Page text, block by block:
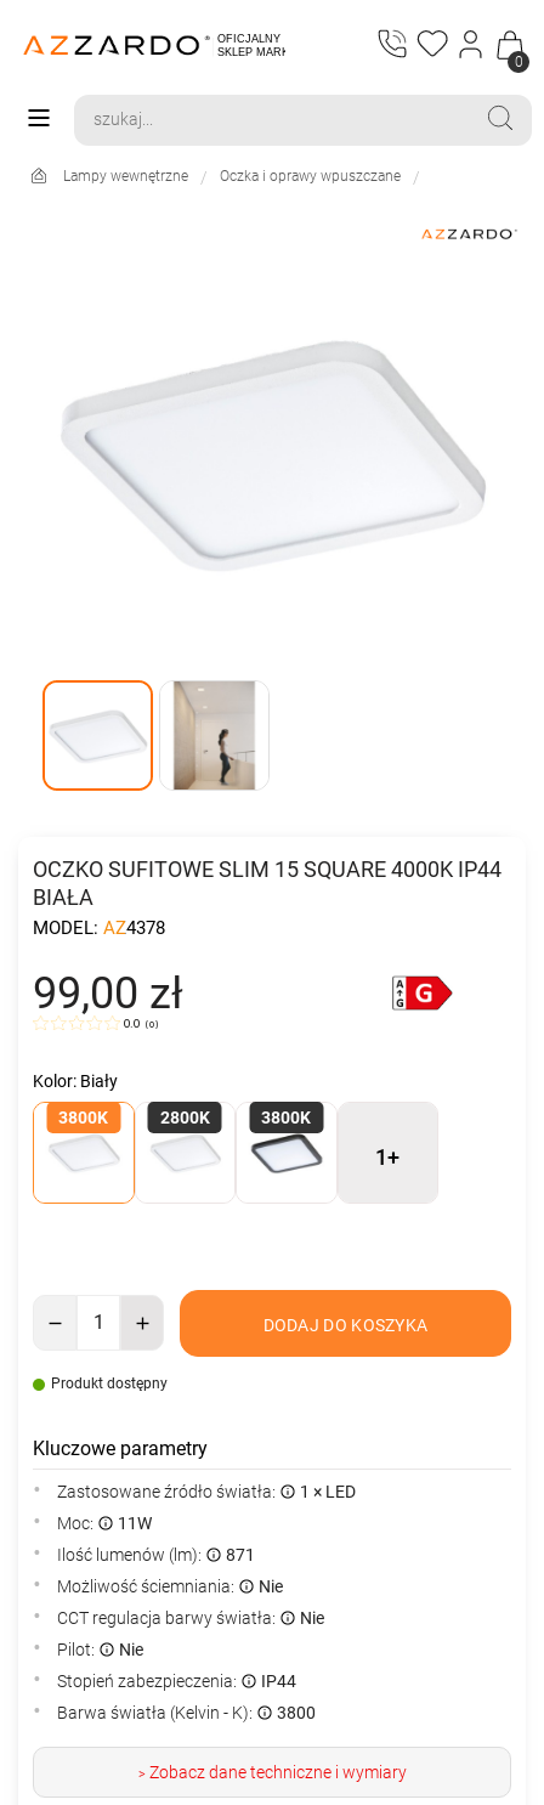
0
Lampy wewnętrzne Oczka i oprawy wpuszczane
OCZKO SUFITOWE SLIM 15 SQUARE 4000K IP44
BIAŁA
MODEL: AZ4378
99,00 zł
0.0 (0)
Kolor: Biały
3800K
2800K 3800K
1+
DODAJ DO KOSZYKA
Produkt dostępny
Kluczowe parametry
Zastosowane źródło światła:
1 × LED
Moc:
11W
Ilość lumenów (lm):
871
Możliwość ściemniania:
Nie
CCT regulacja barwy światła:
Nie
Pilot:
Nie
Stopień zabezpieczenia:
IP44
Barwa światła (Kelvin - K):
3800
>Zobacz dane techniczne i wymiary